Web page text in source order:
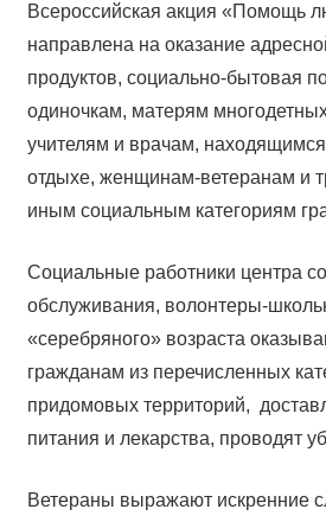
Всероссийская акция «Помощь
направлена на оказание
продуктов, социально-бытовая
одиночкам, матерям
учителям и врачам,
отдыхе, женщинам-ветеранам и
иным социальным категориям
Социальные работники центра
обслуживания, волонтеры-
«серебряного» возраста
гражданам из перечисленных
придомовых территорий,
питания и лекарства, проводят
Ветераны выражают искренние